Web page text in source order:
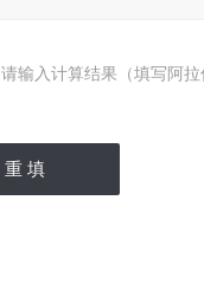
请输入计算结果（填写阿